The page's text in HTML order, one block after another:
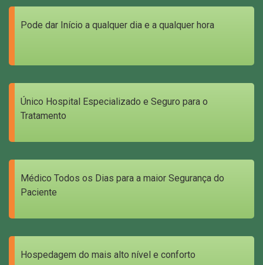
Pode dar Início a qualquer dia e a qualquer hora
Único Hospital Especializado e Seguro para o
Tratamento
Médico Todos os Dias para a maior Segurança do
Paciente
Hospedagem do mais alto nível e conforto